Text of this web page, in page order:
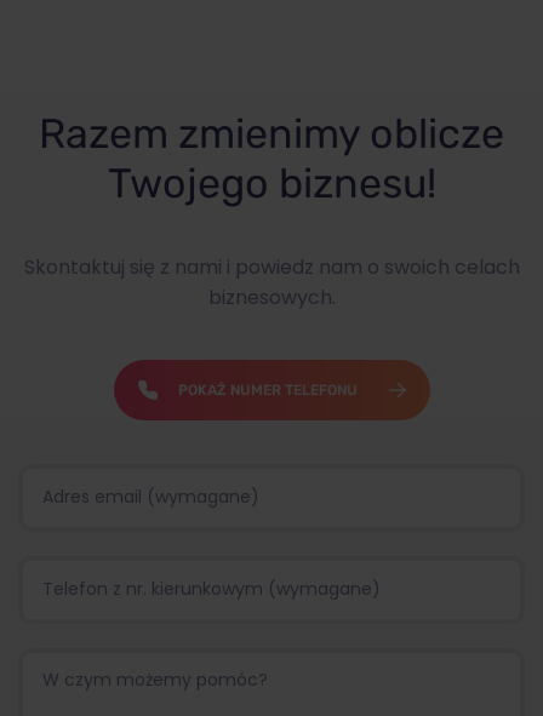
Razem zmienimy oblicze
Twojego biznesu!
Skontaktuj się z nami i powiedz nam o swoich celach
biznesowych.
POKAŻ NUMER TELEFONU